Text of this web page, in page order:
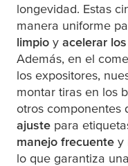
longevidad. Estas
manera uniforme
limpio y acelerar
Además, en el
los expositores,
montar tiras en los
otros componentes
ajuste para
manejo frecuente y
lo que garantiza